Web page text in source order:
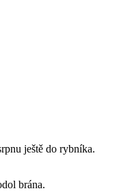
ještě do rybníka.
brána.